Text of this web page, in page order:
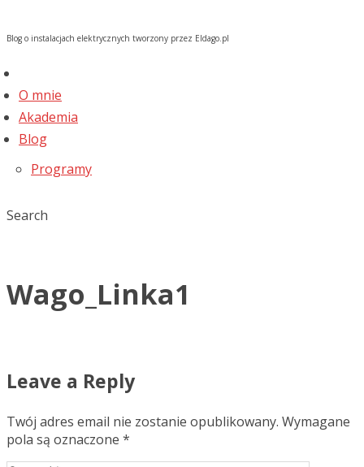
Blog o instalacjach elektrycznych tworzony przez Eldago.pl
O mnie
Akademia
Blog
Programy
Search
Wago_Linka1
Leave a Reply
Twój adres email nie zostanie opublikowany. Wymagane
pola są oznaczone *